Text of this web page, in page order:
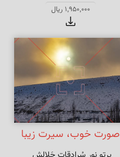
1,950,000 ریال
صورت خوب، سیرت زیبا